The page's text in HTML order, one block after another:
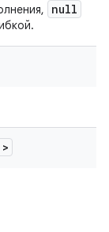
null
>